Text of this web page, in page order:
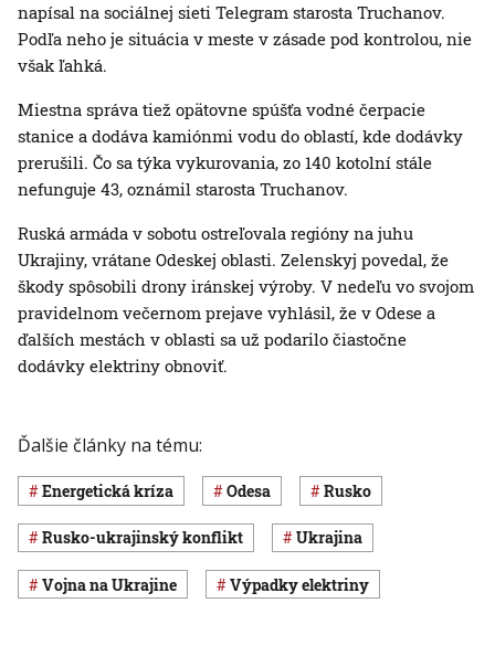
napísal na sociálnej sieti Telegram starosta Truchanov.
Podľa neho je situácia v meste v zásade pod kontrolou, nie
však ľahká.
Miestna správa tiež opätovne spúšťa vodné čerpacie
stanice a dodáva kamiónmi vodu do oblastí, kde dodávky
prerušili. Čo sa týka vykurovania, zo 140 kotolní stále
nefunguje 43, oznámil starosta Truchanov.
Ruská armáda v sobotu ostreľovala regióny na juhu
Ukrajiny, vrátane Odeskej oblasti. Zelenskyj povedal, že
škody spôsobili drony iránskej výroby. V nedeľu vo svojom
pravidelnom večernom prejave vyhlásil, že v Odese a
ďalších mestách v oblasti sa už podarilo čiastočne
dodávky elektriny obnoviť.
Ďalšie články na tému:
energetická kríza Odesa Rusko
rusko-ukrajinský konflikt Ukrajina
vojna na Ukrajine výpadky elektriny